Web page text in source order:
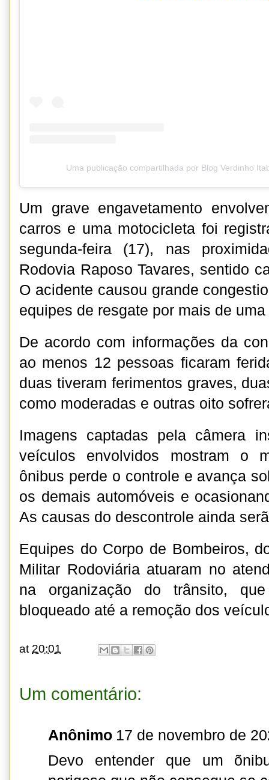
Uma publicação compartilhada por Blog Verdinho
Um grave engavetamento
carros e uma motocicleta foi
segunda-feira (17), nas
Rodovia Raposo Tavares, sentido
O acidente causou grande
equipes de resgate por mais de uma
De acordo com informações da
ao menos 12 pessoas ficaram
duas tiveram ferimentos graves,
como moderadas e outras oito
Imagens captadas pela câmera
veículos envolvidos mostram o
ônibus perde o controle e avança
os demais automóveis e
As causas do descontrole ainda
Equipes do Corpo de Bombeiros,
Militar Rodoviária atuaram no
na organização do trânsito,
bloqueado até a remoção dos
at 20:01
Um comentário:
Anônimo 17 de novembro de
Devo entender que um